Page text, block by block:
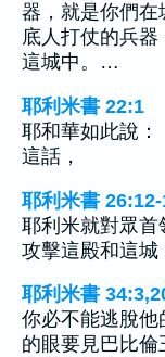
器，就是你們在
底人打仗的兵
這城中。…
耶利米書 22:1
耶和華如此說：
這話，
耶利米書
耶利米就對眾
攻擊這殿和這
耶利米書
你必不能逃脫
的眼要見巴比